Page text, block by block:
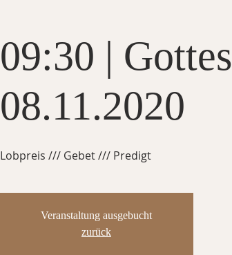
09:30 |
08.11.2020
Lobpreis /// Gebet /// Predigt
Veranstaltung ausgebucht
zurück